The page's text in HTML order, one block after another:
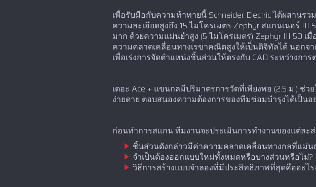
เพื่อรับมือกับความท้าทายนี้ Schneider Electric ได้ผสานรวม
ความละเอียดสูงถึง 15 ไมโครเมตร Zephyr สแกนเนอร์
มาก ด้วยความแม่นยำสูง (5 ไมโครเมตร) Zephyr III 50
ความคลาดเคลื่อนทางเรขาคณิตสูงให้เป็นดิจิทัลได้ นอกจ
เพื่อเร่งการจัดตำแหน่งชิ้นส่วนให้ตรงกับ CAD ระหว่างการ
เดอะ Ace + แขนกลมีปริมาตรการวัดที่เพียงพอ (2.5 ม.) ช่
ง่ายดาย ตอบสนองความต้องการของทีมซ่อมบำรุงได้เป็นอ
ก่อนทำการสแกน ทีมงานจะประเมินการทำงานของแต่ละ
ชิ้นส่วนดังกล่าวมีค่าความคลาดเคลื่อนทางกลที่แม่น
จำเป็นต้องออกแบบใหม่ทั้งหมดหรือบางส่วนหรือไม่?
วิธีการสร้างแบบจำลองที่มีประสิทธิภาพที่สุดคืออะไร